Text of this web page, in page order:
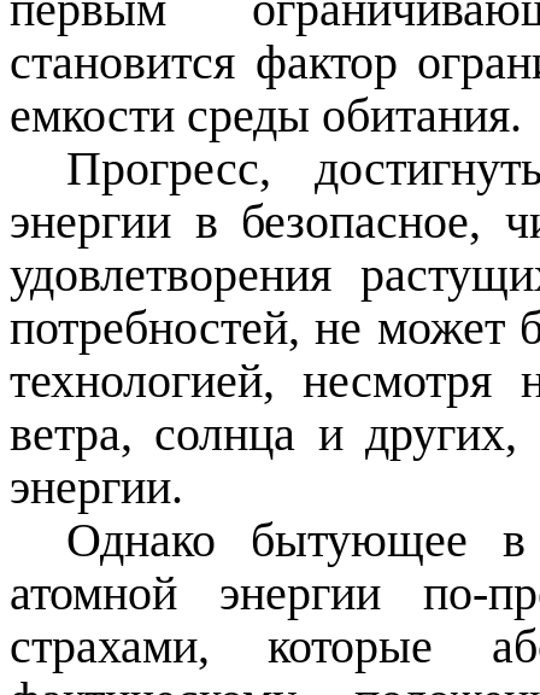
становится фактор
емкости среды обитания.
Прогресс,
энергии в безопасное,
удовлетворения
потребностей, не может
технологией, несмотря
ветра, солнца и
энергии.
Однако бытующее в
атомной энергии по-
страхами, которые